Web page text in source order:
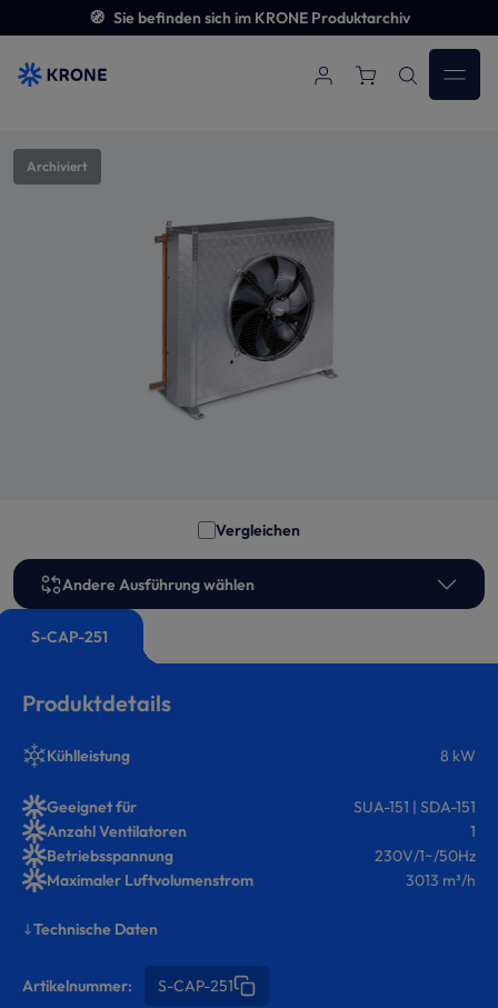
Zum Hauptinhalt springen
🧭 Sie befinden sich im KRONE Produktarchiv
Archiviert
Bildergalerie überspringen
Vergleichen
S-CAP-251
Andere Ausführung wählen
Produktdetails
Kühlleistung 8 kW
Geeignet für
SUA-151 | SDA-151
Anzahl Ventilatoren
1
Betriebsspannung
230V/1~/50Hz
Maximaler Luftvolumenstrom
3013 m³/h
Technische Daten
Artikelnummer: S-CAP-251